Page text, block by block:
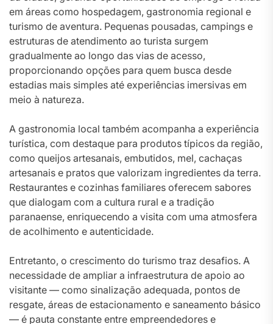
em áreas como hospedagem, gastronomia regional e
turismo de aventura. Pequenas pousadas, campings e
estruturas de atendimento ao turista surgem
gradualmente ao longo das vias de acesso,
proporcionando opções para quem busca desde
estadias mais simples até experiências imersivas em
meio à natureza.
A gastronomia local também acompanha a experiência
turística, com destaque para produtos típicos da região,
como queijos artesanais, embutidos, mel, cachaças
artesanais e pratos que valorizam ingredientes da terra.
Restaurantes e cozinhas familiares oferecem sabores
que dialogam com a cultura rural e a tradição
paranaense, enriquecendo a visita com uma atmosfera
de acolhimento e autenticidade.
Entretanto, o crescimento do turismo traz desafios. A
necessidade de ampliar a infraestrutura de apoio ao
visitante — como sinalização adequada, pontos de
resgate, áreas de estacionamento e saneamento básico
— é pauta constante entre empreendedores e